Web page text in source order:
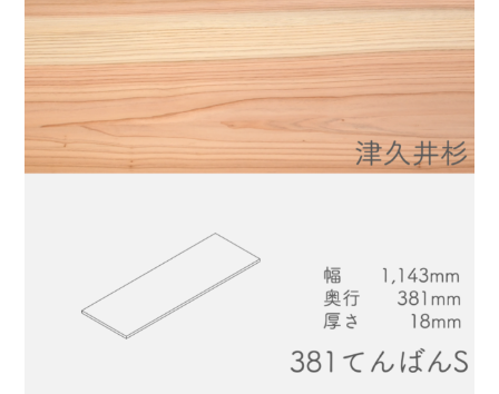
産地・製造所紹介 樹種紹介
産地との相性診断
もくわく的 わくわく暮らし
もくわく開発ストーリー もくわく産地だより
出店情報！ メディア掲載＆プレスリリース